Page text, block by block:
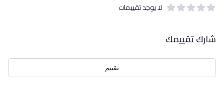
لا يوجد تقييمات
شارك تقييمك
تقييم